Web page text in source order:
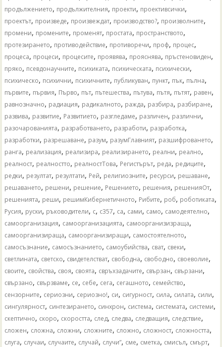
продължението, продължителния, проекти, проективсички,
проектът, произведе, произвеждат, производство?, произволните,
промени, промените, променят, простата, пространството,
протезирането, противодействие, противоречи, проф, процес,
процеса, процеси, процесите, проявява, прояснява, пръстеновиден,
пряко, псевдонаучните, психиката, психическата, психически,
психическо, психични, психичните, публикуван, пункт, пък, пълна,
първите, първия, Първо, път, пътешества, пътува, пътя, пътят, равен,
равнозначно, радиация, радикалното, ражда, разбира, разбиране,
развива, развитие, Развитието, разгледаме, различен, различни,
разочарованията, разработването, разработи, разработка,
разработки, разрешаване, разум, разумГлавният, разшифроването,
ранга, реализация, реализира, реализирането, реални, реално,
реалност, реалностто, реалностТова, Регистърът, реда, редиците,
редки, резултат, резултати, Рей, религиозните, ресурси, решаване,
решаването, решени, решение, Решението, решения, решенияОт,
решенията, реши, решимКибернетичното, Рибите, роб, роботиката,
Русия, руски, ръководители, с, с357, са, сами, само, самодеятелно,
самоорганизация, самоорганизацията, самоорганизизраща,
самоорганизираща, самоорганизиращи, самостоятелното,
самосъзнание, самосъзнанието, самоубийства, сват, свеки,
светлината, светско, свидетелстват, свободна, свободно, своеволие,
своите, свойства, своя, своята, свръхзадачите, свързан, свързани,
свързано, свързваме, се, себе, сега, сегашното, семейство,
сензорните, сериозни, сериозно!, си, сигурност, сила, силата, сили,
сингулярност, синтезирането, синхрон, система, системата, системи,
скептично, скоро, скоростта, след, следва, следващия, следствие,
сложен, сложна, сложни, сложните, сложно, сложност, сложността,
слуга, случаи, случаите, случай, случи”, сме, сметка, смисъл, смърт,